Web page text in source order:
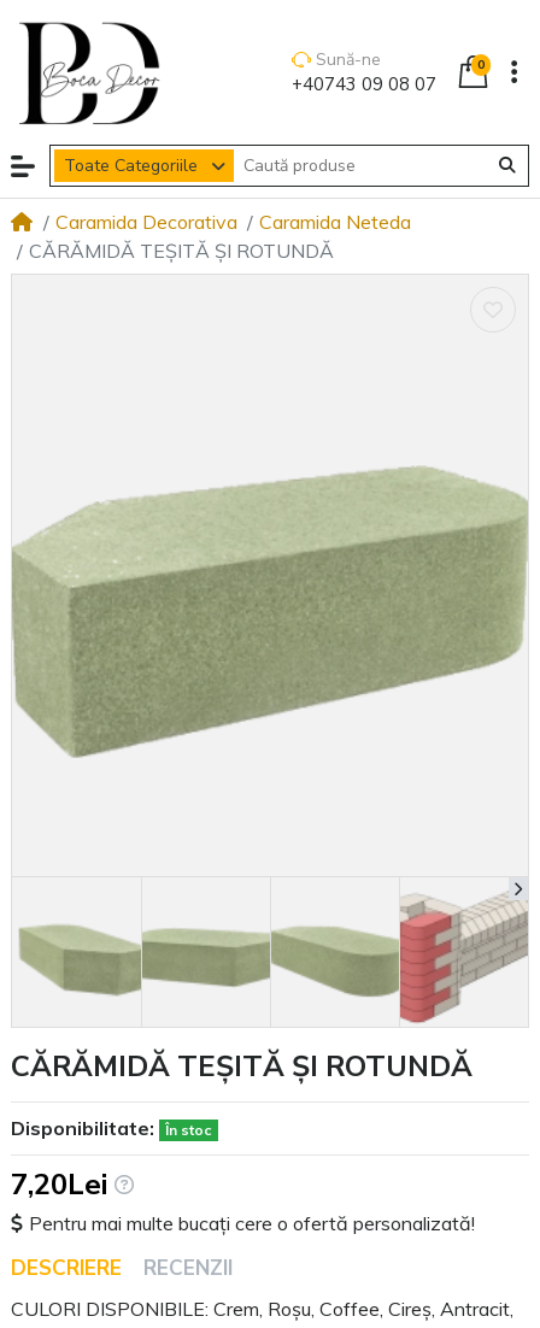
Toate Categoriile
Sună-ne
+40743 09 08 07
0
Caramida Decorativa
Caramida Neteda
CĂRĂMIDĂ TEȘITĂ ȘI ROTUNDĂ
CĂRĂMIDĂ TEȘITĂ ȘI ROTUNDĂ
DESCRIERE RECENZII
CULORI DISPONIBILE: Crem⁠, Roșu, Coffee, Cireș, ⁠Antracit,
Disponibilitate: În stoc
7,20Lei
Pentru mai multe bucați cere o ofertă personalizată!